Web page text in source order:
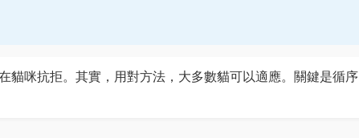
貓咪抗拒。其實，用對方法，大多數貓可以適應。關鍵是循序